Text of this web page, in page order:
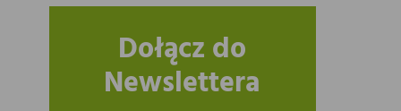
Dołącz do
Newslettera